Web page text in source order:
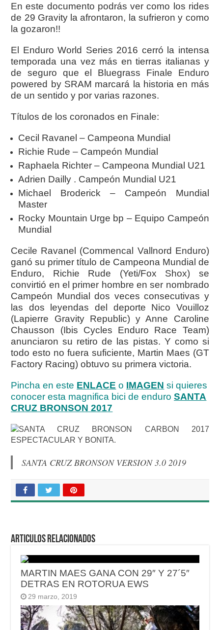
En este documento podrás ver como los rides
de 29 Gravity la afrontaron, la sufrieron y como
la gozaron!!
El Enduro World Series 2016 cerró la intensa
temporada una vez más en tierras italianas y
de seguro que el Bluegrass Finale Enduro
powered by SRAM marcará la historia en más
de un sentido y por varias razones.
Títulos de los coronados en Finale:
Cecil Ravanel – Campeona Mundial
Richie Rude – Campeón Mundial
Raphaela Richter – Campeona Mundial U21
Adrien Dailly . Campeón Mundial U21
Michael Broderick – Campeón Mundial
Master
Rocky Mountain Urge bp – Equipo Campeón
Mundial
Cecile Ravanel (Commencal Vallnord Enduro)
ganó su primer título de Campeona Mundial de
Enduro, Richie Rude (Yeti/Fox Shox) se
convirtió en el primer hombre en ser nombrado
Campeón Mundial dos veces consecutivas y
las dos leyendas del deporte Nico Vouilloz
(Lapierre Gravity Republic) y Anne Caroline
Chausson (Ibis Cycles Enduro Race Team)
anunciaron su retiro de las pistas. Y como si
todo esto no fuera suficiente, Martin Maes (GT
Factory Racing) obtuvo su primera victoria.
Pincha en este ENLACE o IMAGEN si quieres
conocer esta magnifica bici de enduroSANTA
CRUZ BRONSON 2017
SANTA CRUZ BRONSON VERSION 3.0 2019
Articulos relacionados
MARTIN MAES GANA CON 29″ Y 27´5″
DETRAS EN ROTORUA EWS
29 marzo, 2019